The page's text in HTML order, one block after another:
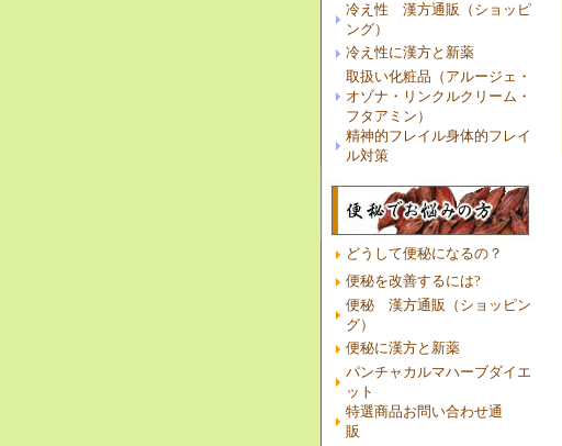
冷え性 漢方通販（ショッピ
ング）
冷え性に漢方と新薬
取扱い化粧品（アルージェ・
オゾナ・リンクルクリーム・
フタアミン）
精神的フレイル身体的フレイ
ル対策
どうして便秘になるの？
便秘を改善するには?
便秘 漢方通販（ショッピン
グ）
便秘に漢方と新薬
パンチャカルマハーブダイエ
ット
特選商品お問い合わせ通
販